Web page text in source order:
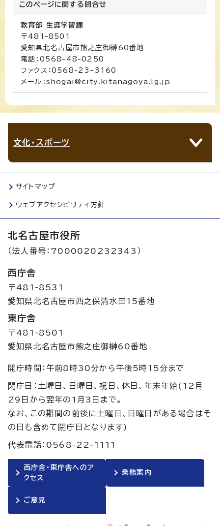
このページに関する 問合せ
教育部 生涯学習課
〒481-8501
愛知県北名古屋市熊之庄御榊60番地
電話：0568-48-0250
ファクス：0568-23-3160
メール：shogai@city.kitanagoya.lg.jp
文化・スポーツ
サイトマップ
ウェブアクセシビリティ方針
北名古屋市役所
（法人番号：7000020232343）
西庁舎
〒481-8531
愛知県北名古屋市西之保清水田15番地
東庁舎
〒481-8501
愛知県北名古屋市熊之庄御榊60番地
開庁時間：午前8時30分から午後5時15分まで
閉庁日：土曜日、日曜日、祝日、休日、年末年始(12月
29日から翌年の1月3日まで。
なお、この期間の前後に土曜日、日曜日がある場合はそ
の日も含めて閉庁日となります)
代表電話：0568-22-1111
西庁舎・東庁舎へのア
クセス
業務案内
ご意見